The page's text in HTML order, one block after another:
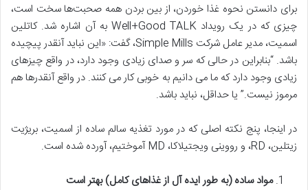
برای دانستن نحوه غذا خوردن، از بین بردن همه صحبت‌ها سخت است،
چیزی که در یک رویداد Well+Good TALK به آن اشاره شد. کاتلین
اسمیت، مدیر عامل شرکت Simple Mills، گفت: «این نباید آنقدر پیچیده
باشد. “بنابراین در حالی که سر و صدای زیادی وجود دارد، در واقع چیزهای
زیادی وجود دارد که ما می دانیم به خوبی کار می کنند. در واقع آنقدرها هم
مرموز نیست.” یا حداقل، نباید باشد.
در اینجا، پنج نکته اصلی که در مورد تغذیه سالم ساده از اسمیت، بریژیت
زیتلین، RD، و رووینی ویجتیلاکا، MD آموختیم، آورده شده است.
مواد ساده (به طور ایده آل از غذاهای کامل) بهتر است